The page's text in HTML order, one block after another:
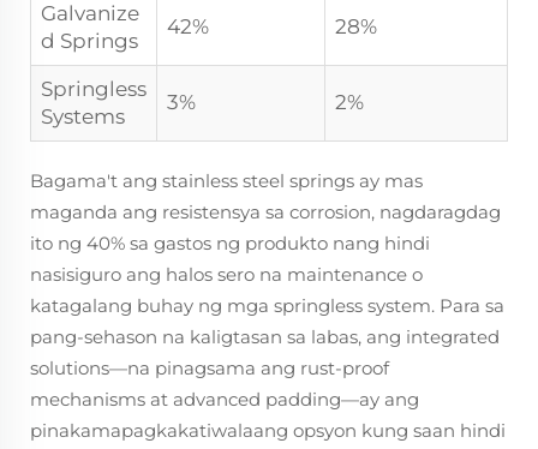
Galvanize
d Springs
42% 28%
Springless
Systems
3% 2%
Bagama't ang stainless steel springs ay mas
maganda ang resistensya sa corrosion, nagdaragdag
ito ng 40% sa gastos ng produkto nang hindi
nasisiguro ang halos sero na maintenance o
katagalang buhay ng mga springless system. Para sa
pang-sehason na kaligtasan sa labas, ang integrated
solutions—na pinagsama ang rust-proof
mechanisms at advanced padding—ay ang
pinakamapagkakatiwalaang opsyon kung saan hindi